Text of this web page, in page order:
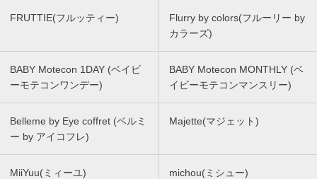
FRUTTIE(フルッティー)
Flurry by colors(フルーリー by
カラーズ)
BABY Motecon 1DAY (ベイビ
ーモテコンワンデー)
BABY Motecon MONTHLY (ベ
イビーモテコンマンスリー)
Belleme by Eye coffret (ベルミ
ー by アイコフレ)
Majette(マジェット)
MiiYuu(ミィーユ) michou(ミシュー)